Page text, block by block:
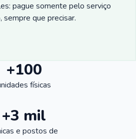
pague somente pelo serviço
sempre que precisar.
+100
físicas
+3 mil
e postos de